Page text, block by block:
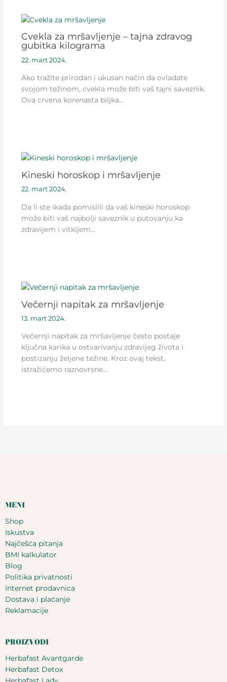
Cvekla za mršavljenje – tajna zdravog
gubitka kilograma
22. mart 2024.
Ako tražite prirodan i ukusan način da ovladate
svojom težinom, cvekla može biti vaš tajni saveznik.
Ova crvena korenasta biljka…
Kineski horoskop i mršavljenje
22. mart 2024.
Da li ste ikada pomislili da vaš kineski horoskop
može biti vaš najbolji saveznik u putovanju ka
zdravijem i vitkijem…
Večernji napitak za mršavljenje
13. mart 2024.
Večernji napitak za mršavljenje često postaje
ključna karika u ostvarivanju zdravijeg života i
postizanju željene težine. Kroz ovaj tekst,
istražićemo raznovrsne…
MENI
Shop
Iskustva
Najčešća pitanja
BMI kalkulator
Blog
Politika privatnosti
Internet prodavnica
Dostava i plaćanje
Reklamacije
PROIZVODI
Herbafast Avantgarde
Herbafast Detox